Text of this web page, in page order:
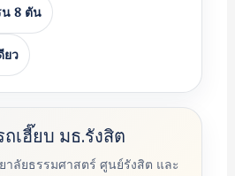
น 8 ตัน
ยว
เฮี๊ยบ มธ.รังสิต
าลัยธรรมศาสตร์ ศูนย์รังสิต และ